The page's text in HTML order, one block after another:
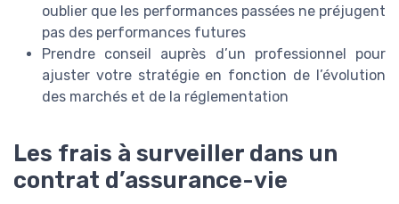
oublier que les performances passées ne préjugent
pas des performances futures
Prendre conseil auprès d’un professionnel pour
ajuster votre stratégie en fonction de l’évolution
des marchés et de la réglementation
Les frais à surveiller dans un
contrat d’assurance-vie